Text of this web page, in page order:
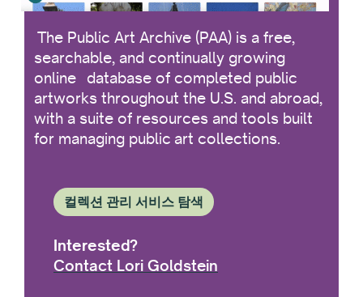
The Public Art Archive (PAA) is a free,
searchable, and continually growing
online database of completed public
artworks throughout the U.S. and abroad,
with a suite of resources and tools built
for managing public art collections.
컬렉션 관리 서비스 탐색
Interested?
Contact Lori Goldstein